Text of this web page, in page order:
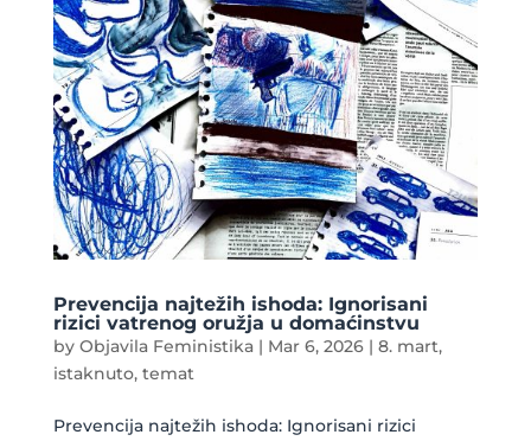
Prevencija najtežih ishoda: Ignorisani
rizici vatrenog oružja u domaćinstvu
by Objavila Feministika| Mar 6, 2026| 8. mart,
istaknuto, temat
Prevencija najtežih ishoda: Ignorisani rizici